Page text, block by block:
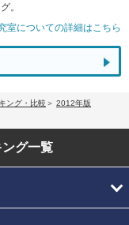
。
室についての詳細はこちら
ング・比較
2012年版
グ一覧